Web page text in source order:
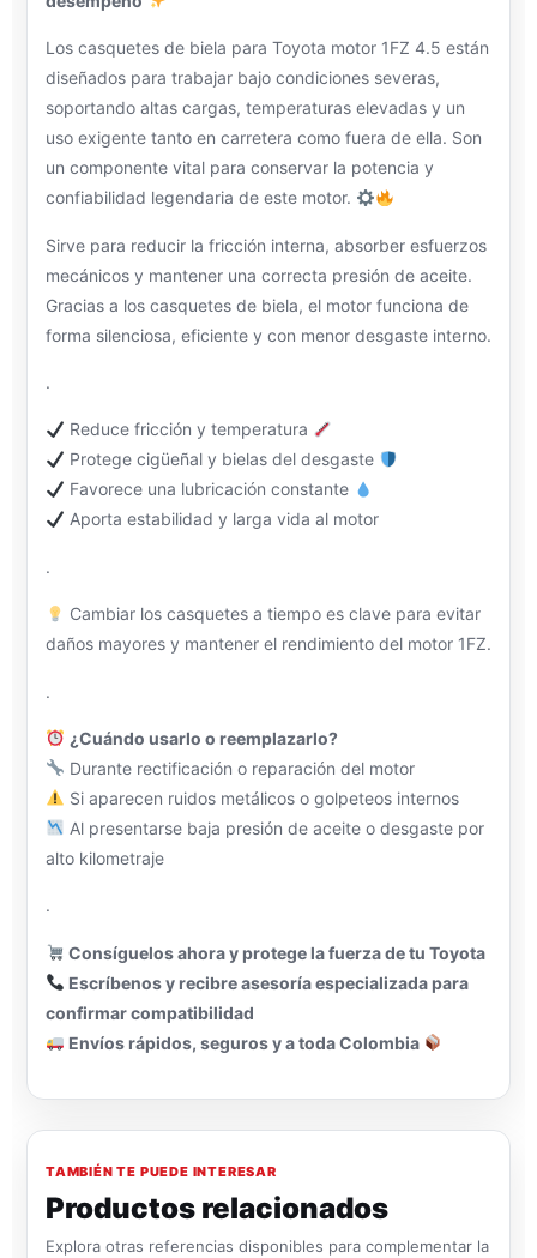
Los casquetes de biela para Toyota motor 1FZ 4.5 están
diseñados para trabajar bajo condiciones severas,
soportando altas cargas, temperaturas elevadas y un
uso exigente tanto en carretera como fuera de ella. Son
un componente vital para conservar la potencia y
confiabilidad legendaria de este motor.
Sirve para reducir la fricción interna, absorber esfuerzos
mecánicos y mantener una correcta presión de aceite.
Gracias a los casquetes de biela, el motor funciona de
forma silenciosa, eficiente y con menor desgaste interno.
.
Reduce fricción y temperatura
Protege cigüeñal y bielas del desgaste
Favorece una lubricación constante
Aporta estabilidad y larga vida al motor
.
Cambiar los casquetes a tiempo es clave para evitar
daños mayores y mantener el rendimiento del motor 1FZ.
.
¿Cuándo usarlo o reemplazarlo?
Durante rectificación o reparación del motor
Si aparecen ruidos metálicos o golpeteos internos
Al presentarse baja presión de aceite o desgaste por
alto kilometraje
.
Consíguelos ahora y protege la fuerza de tu Toyota
Escríbenos y recibre asesoría especializada para
confirmar compatibilidad
Envíos rápidos, seguros y a toda Colombia
TAMBIÉN TE PUEDE INTERESAR
Productos relacionados
Explora otras referencias disponibles para complementar la